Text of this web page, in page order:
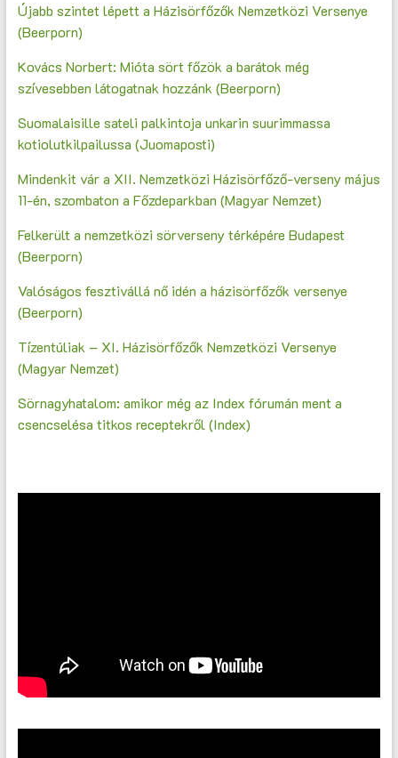
Újabb szintet lépett a Házisörfőzők Nemzetközi Versenye
(Beerporn)
Kovács Norbert: Mióta sört főzök a barátok még
szívesebben látogatnak hozzánk (Beerporn)
Suomalaisille sateli palkintoja unkarin suurimmassa
kotiolutkilpailussa (Juomaposti)
Mindenkit vár a XII. Nemzetközi Házisörfőző-verseny május
11-én, szombaton a Főzdeparkban (Magyar Nemzet)
Felkerült a nemzetközi sörverseny térképére Budapest
(Beerporn)
Valóságos fesztivállá nő idén a házisörfőzők versenye
(Beerporn)
Tízentúliak – XI. Házisörfőzők Nemzetközi Versenye
(Magyar Nemzet)
Sörnagyhatalom: amikor még az Index fórumán ment a
csencselésa titkos receptekről (Index)